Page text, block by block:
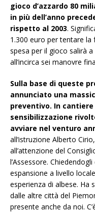
gioco d’azzardo 80
in più dell’anno
rispetto al 2003.
1.300 euro per tentare la
spesa per il gioco salirà
all’incirca sei manovre
Sulla base di queste
annunciato una
preventivo. In
sensibilizzazione
avviare nel venturo
all’istruzione Alberto
all’attenzione del
l’Assessore.
espansione a livello
esperienza di albese. Ha
dalle altre città del
presente anche da noi.